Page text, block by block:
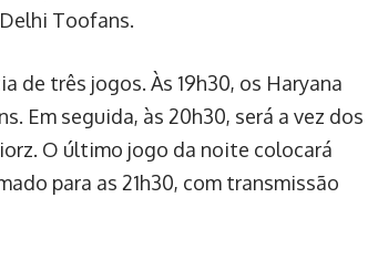
Toofans.
de três jogos. Às 19h30, os Haryana
Em seguida, às 20h30, será a vez dos
O último jogo da noite colocará
para as 21h30, com transmissão